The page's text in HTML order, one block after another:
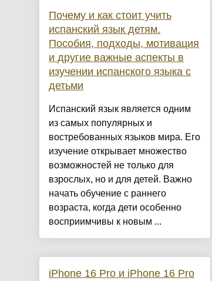
Почему и как стоит учить
испанский язык детям.
Пособия, подходы, мотивация
и другие важные аспекты в
изучении испанского языка с
детьми
Испанский язык является одним
из самых популярных и
востребованных языков мира. Его
изучение открывает множество
возможностей не только для
взрослых, но и для детей. Важно
начать обучение с раннего
возраста, когда дети особенно
восприимчивы к новым ...
iPhone 16 Pro и iPhone 16 Pro